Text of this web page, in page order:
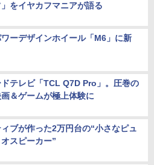
をイヤカフマニアが語る
ーデザインホイール「M6」に新
テレビ「TCL Q7D Pro」。圧巻の
＆ゲームが極上体験に
ブが作った2万円台の“小さなピュ
スピーカー”